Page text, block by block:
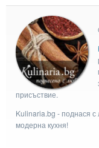
присъствие.
Kulinaria.bg - поднася
модерна кухня!